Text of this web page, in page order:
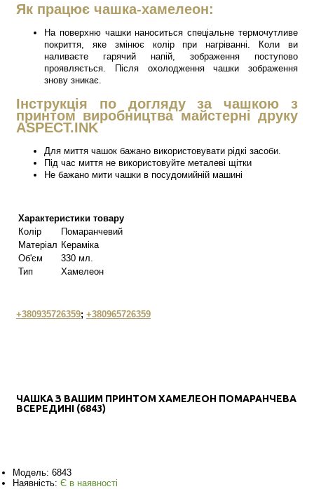
Як працює чашка-хамелеон:
На поверхню чашки наноситься спеціальне термочутливе
покриття, яке змінює колір при нагріванні. Коли ви
наливаєте гарячий напій, зображення поступово
проявляється. Після охолодження чашки зображення
знову зникає.
Інструкція по догляду за чашкою з
принтом виробництва майстерні друку
ASPECT.INK
Для миття чашок бажано використовувати рідкі засоби.
Під час миття не використовуйте металеві щітки
Не бажано мити чашки в посудомийній машині
Характеристики товару
Колір
Помаранчевий
Матеріал Кераміка
Об'єм
330 мл.
Тип
Хамелеон
+380935726359; +380965726359
ЧАШКА З ВАШИМ ПРИНТОМ ХАМЕЛЕОН ПОМАРАНЧЕВА
ВСЕРЕДИНІ (6843)
Модель: 6843
Наявність: Є в наявності